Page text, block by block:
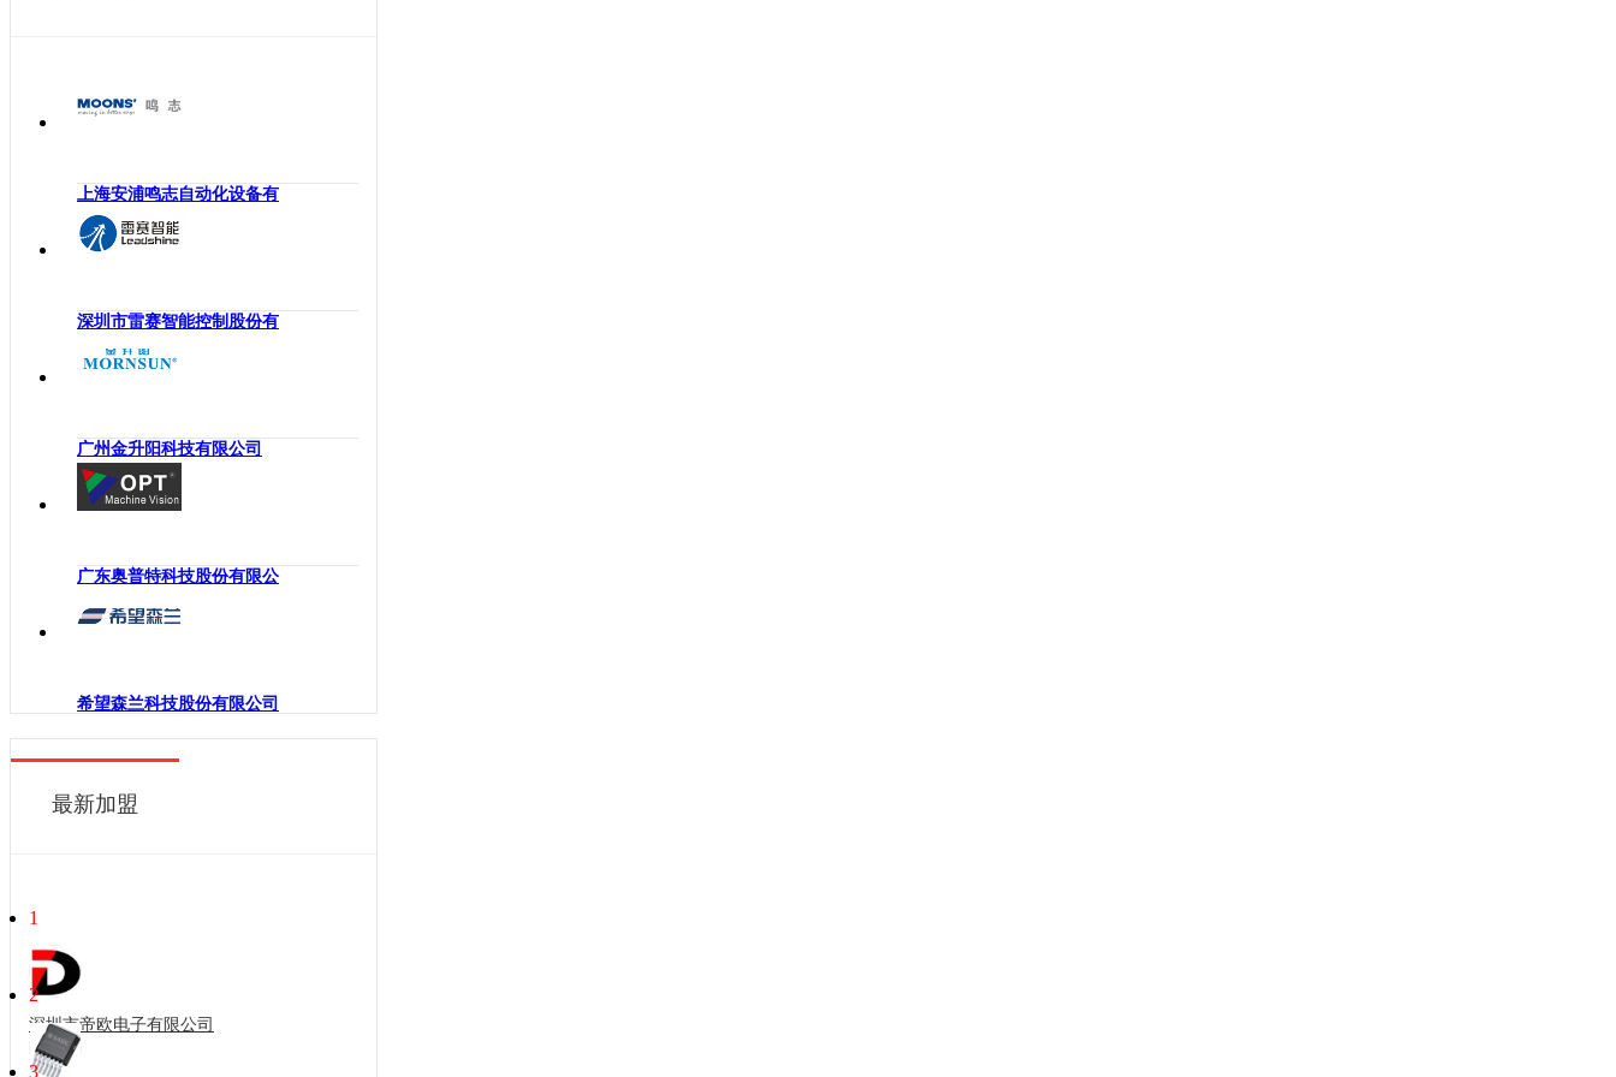
机械传动
机柜
执行机构
人机界面
电力电子
工业电机
工业软件
云南
陕西
甘肃
新疆
香港
台湾
上海安浦鸣志自动化设备有
深圳市雷赛智能控制股份有
广州金升阳科技有限公司
广东奥普特科技股份有限公
希望森兰科技股份有限公司
最新加盟
1
深圳市帝欧电子有限公司
2
3